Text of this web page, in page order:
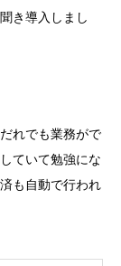
き導入しまし
れでも業務がで
ていて勉強にな
も自動で行われ